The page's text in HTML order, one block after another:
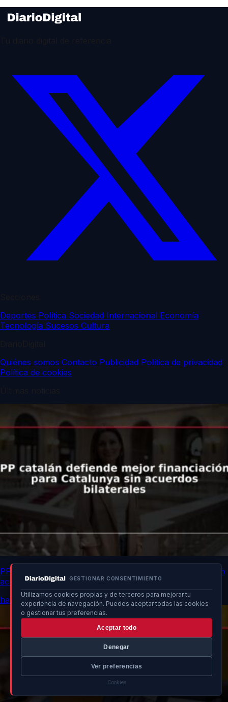
GESTIONAR CONSENTIMIENTO
Utilizamos cookies propias y de terceros para mejorar tu
experiencia de navegación. Puedes aceptar todas las cookies
o gestionar tus preferencias.
Aceptar todo
Denegar
Ver preferencias
Cookies
Deportes Política Sociedad Internacional Economía
Tecnología Sucesos Cultura
Quiénes somos Contacto Publicidad Política de privacidad
Política de cookies
PP catalán defiende mejor financiación para Catalunya sin
acuerdos bilaterales
hace 3h